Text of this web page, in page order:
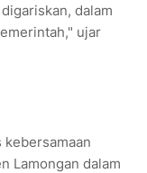
dalam
ujar
kebersamaan
Lamongan dalam